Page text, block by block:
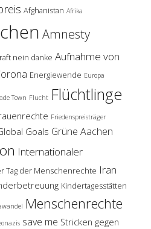
Afghanistan Afrika
Amnesty
nein danke Aufnahme von
Energiewende Europa
Town Flucht Flüchtlinge
Friedenspreisträger
Goals Grüne Aachen
Internationaler
Tag der Menschenrechte Iran
Kindertagesstätten
Menschenrechte
save me Stricken gegen